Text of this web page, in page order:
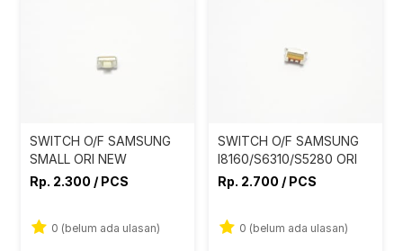
SWITCH O/F SAMSUNG
SMALL ORI NEW
Rp. 2.300 / PCS
0 (belum ada ulasan)
SWITCH O/F SAMSUNG
I8160/S6310/S5280 ORI
Rp. 2.700 / PCS
0 (belum ada ulasan)